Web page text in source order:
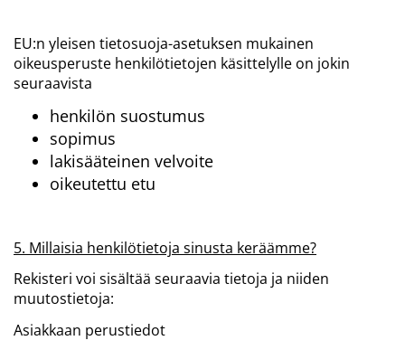
EU:n yleisen tietosuoja-asetuksen mukainen
oikeusperuste henkilötietojen käsittelylle on jokin
seuraavista
henkilön suostumus
sopimus
lakisääteinen velvoite
oikeutettu etu
5. Millaisia henkilötietoja sinusta keräämme?
Rekisteri voi sisältää seuraavia tietoja ja niiden
muutostietoja:
Asiakkaan perustiedot